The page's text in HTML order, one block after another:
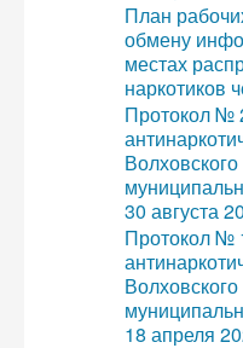
План
обмену
местах
наркотиков
Протокол №
Волховского
30 августа
Протокол №
Волховского
18 апреля